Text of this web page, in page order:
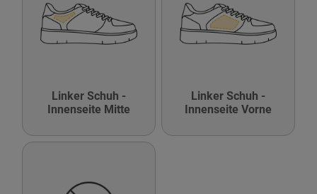
Linker Schuh -
Innenseite Mitte
Linker Schuh -
Innenseite Vorne